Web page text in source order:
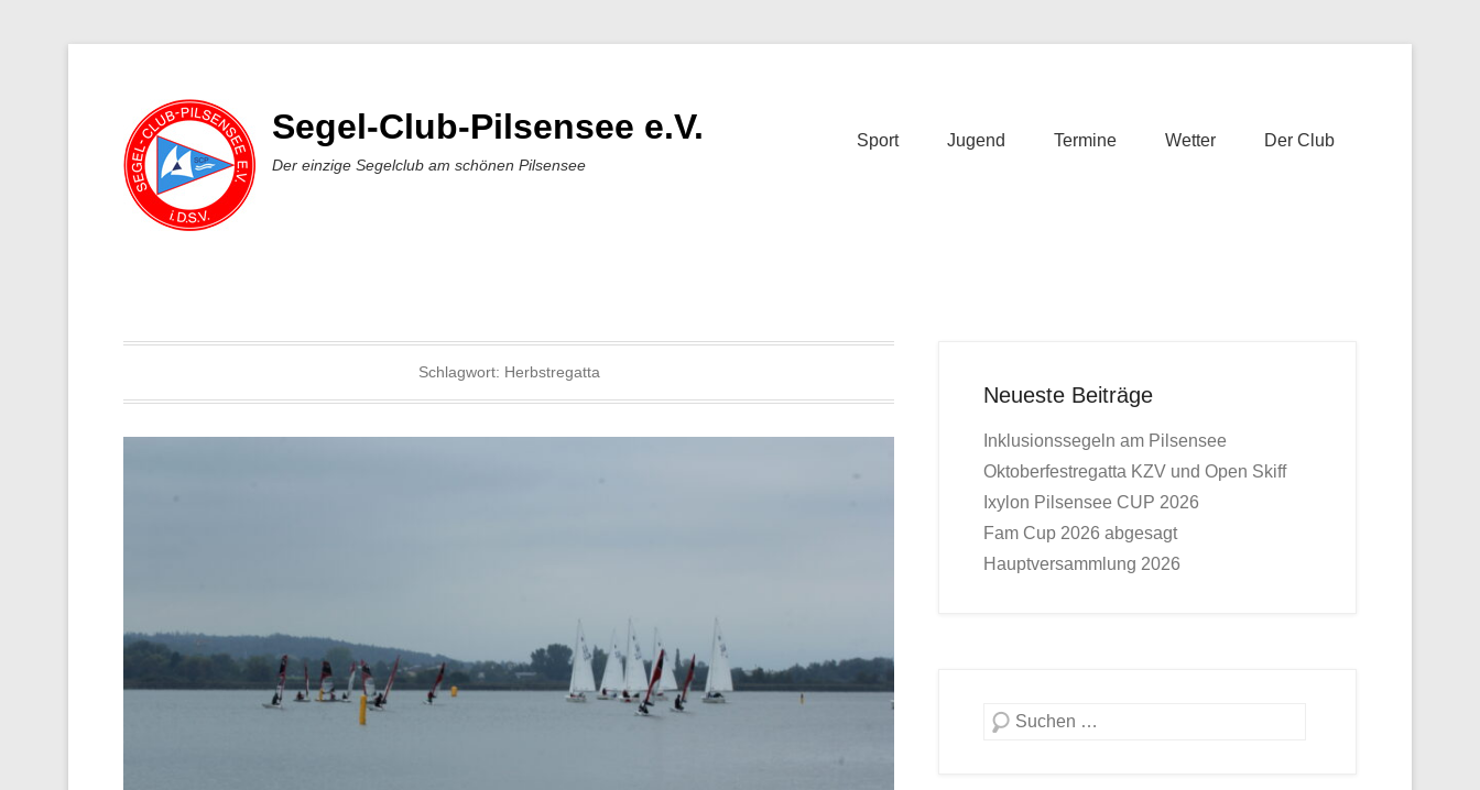
Segel-Club-Pilsensee e.V.
Der einzige Segelclub am schönen Pilsensee
Sport Jugend Termine Wetter Der Club
Schlagwort: Herbstregatta
Neueste Beiträge
Inklusionssegeln am Pilsensee
Oktoberfestregatta KZV und Open Skiff
Ixylon Pilsensee CUP 2026
Fam Cup 2026 abgesagt
Hauptversammlung 2026
Suche